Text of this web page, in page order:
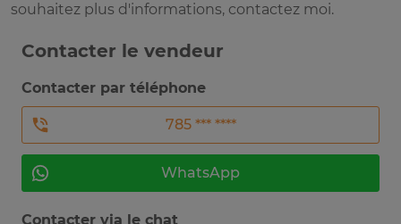
souhaitez plus d'informations, contactez moi.
Contacter le vendeur
Contacter par téléphone
785 *** ****
WhatsApp
Contacter via le chat